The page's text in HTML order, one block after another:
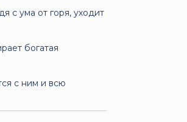
с ума от горя, уходит
богатая
с ним и всю